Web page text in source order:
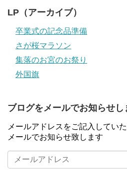
LP（アーカイブ）
卒業式の記念品準備
さが桜マラソン
集落のお宮のお祭り
外国旗
ブログをメールでお知らせし
メールアドレスをご記入してい
メールでお知らせ致します
ー